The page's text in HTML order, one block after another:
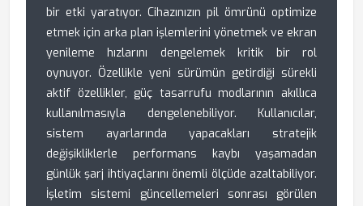
bir etki yaratıyor. Cihazınızın pil ömrünü optimize
etmek için arka plan işlemlerini yönetmek ve ekran
yenileme hızlarını dengelemek kritik bir rol
oynuyor. Özellikle yeni sürümün getirdiği sürekli
aktif özellikler, güç tasarrufu modlarının akıllıca
kullanılmasıyla dengelenebiliyor. Kullanıcılar,
sistem ayarlarında yapacakları stratejik
değişikliklerle performans kaybı yaşamadan
günlük şarj ihtiyaçlarını önemli ölçüde azaltabiliyor.
İşletim sistemi güncellemeleri sonrası görülen